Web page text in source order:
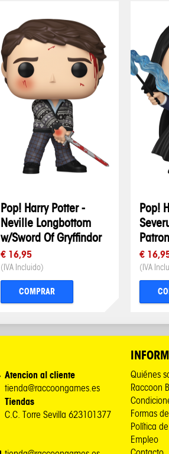
Pop! Harry Potter -
Neville Longbottom
w/Sword Of Gryffindor
€ 16,95
(IVA Incluido)
COMPRAR
Pop!
€
(IVA
Atencion al cliente
tienda@raccoongames.es
Tiendas
C.C. Torre Sevilla 623101377
Quiénes
Raccoon
Formas
Política
Empleo